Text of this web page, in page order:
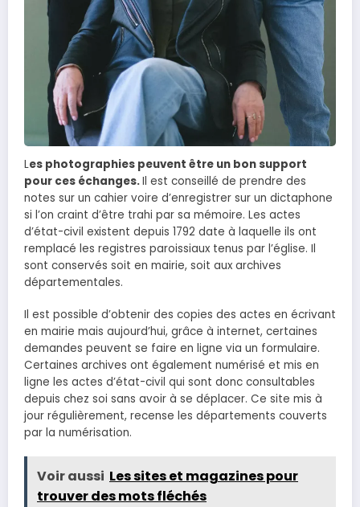
Les photographies peuvent être un bon support
pour ces échanges.Il est conseillé de prendre des
notes sur un cahier voire d’enregistrer sur un dictaphone
si l’on craint d’être trahi par sa mémoire. Les actes
d’état-civil existent depuis 1792 date à laquelle ils ont
remplacé les registres paroissiaux tenus par l’église. Il
sont conservés soit en mairie, soit aux archives
départementales.
Il est possible d’obtenir des copies des actes en écrivant
en mairie mais aujourd’hui, grâce à internet, certaines
demandes peuvent se faire en ligne via un formulaire.
Certaines archives ont également numérisé et mis en
ligne les actes d’état-civil qui sont donc consultables
depuis chez soi sans avoir à se déplacer. Ce site mis à
jour régulièrement, recense les départements couverts
par la numérisation.
Voir aussi Les sites et magazines pour
trouver des mots fléchés